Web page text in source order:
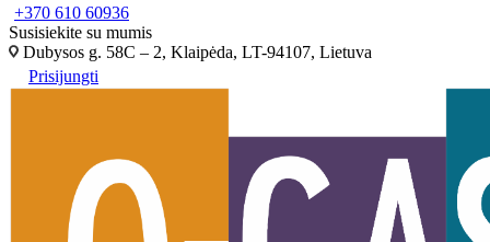
+370 610 60936
Susisiekite su mumis
Dubysos g. 58C – 2, Klaipėda, LT-94107, Lietuva
Prisijungti